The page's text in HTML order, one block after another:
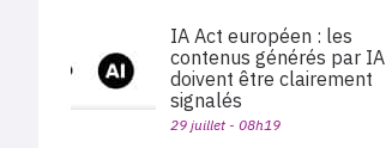
IA Act européen : les
contenus générés par IA
doivent être clairement
signalés
29 juillet - 08h19